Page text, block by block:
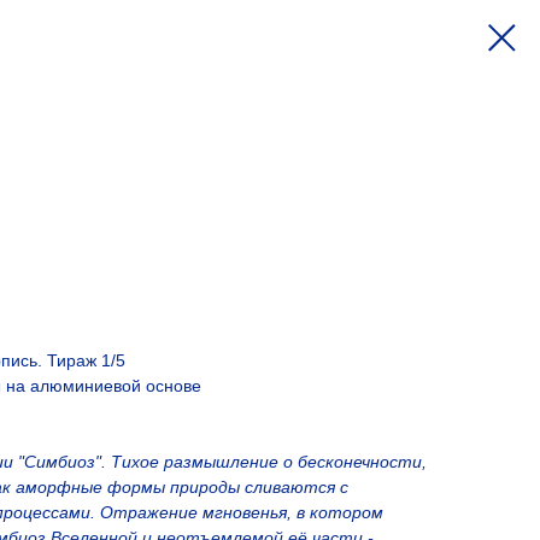
Тираж 1/5
на алюминиевой основе
"Симбиоз". Тихое размышление о бесконечности,
аморфные формы природы сливаются с
Отражение мгновенья, в котором